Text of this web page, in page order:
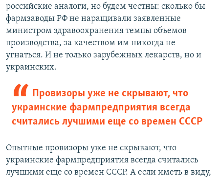
российские аналоги, но будем честны: сколько бы
фармзаводы РФ не наращивали заявленные
министром здравоохранения темпы объемов
производства, за качеством им никогда не
угнаться. И не только зарубежных лекарств, но и
украинских.
Провизоры уже не скрывают, что
украинские фармпредприятия всегда
считались лучшими еще со времен СССР
Опытные провизоры уже не скрывают, что
украинские фармпредприятия всегда считались
лучшими еще со времен СССР. А если иметь в виду,